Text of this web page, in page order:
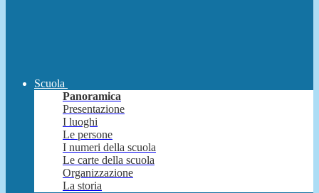
Scuola
Panoramica
Presentazione
I luoghi
Le persone
I numeri della scuola
Le carte della scuola
Organizzazione
La storia